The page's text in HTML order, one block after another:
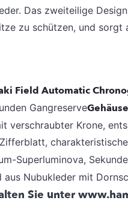
Das zweiteilige
zu schützen, und sorgt
Field Automatic
Gangreserve
verschraubter Krone,
Superluminova,
Nubukleder mit
Sie unter